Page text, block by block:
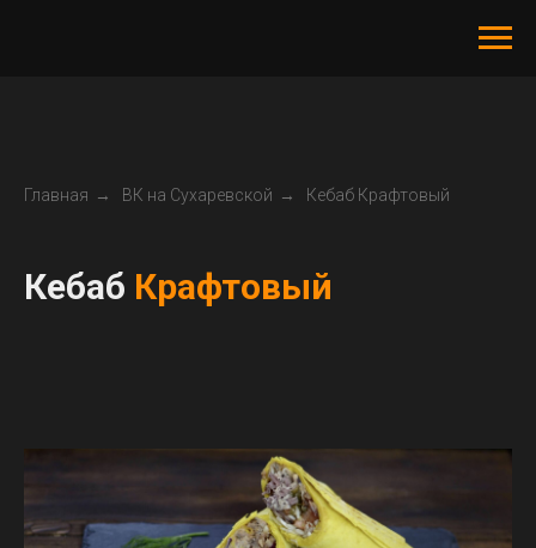
Главная → ВК на Сухаревской → Кебаб Крафтовый
Кебаб Крафтовый